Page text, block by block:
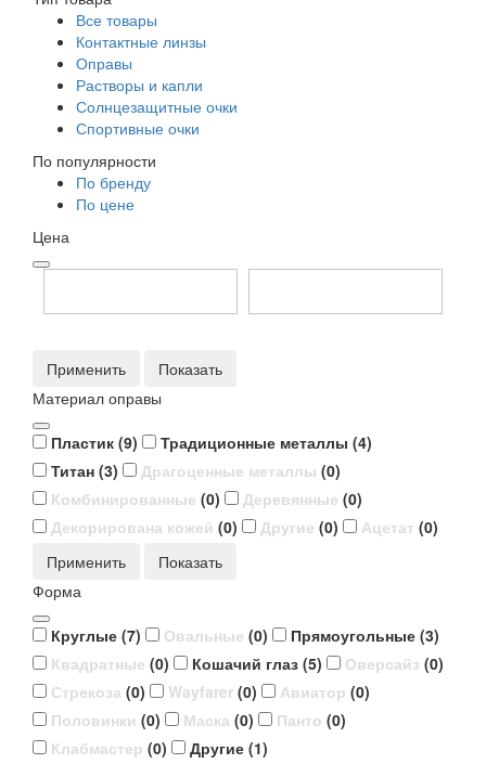
Все товары
Контактные линзы
Оправы
Растворы и капли
Солнцезащитные очки
Спортивные очки
По популярности
По бренду
По цене
Цена
Применить
Материал оправы
Пластик (9) Традиционные металлы (4)
Титан (3) Драгоценные металлы (0)
Комбинированные (0) Деревянные (0)
Декорирована кожей (0) Другие (0) Ацетат (0)
Применить
Форма
Круглые (7) Овальные (0) Прямоугольные (3)
Квадратные (0) Кошачий глаз (5) Оверсайз (0)
Стрекоза (0) Wayfarer (0) Авиатор (0)
Половинки (0) Маска (0) Панто (0)
Клабмастер (0) Другие (1)